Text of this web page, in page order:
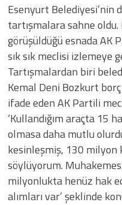
Esenyurt Belediyesi’nin
tartışmalara sahne oldu.
görüşüldüğü esnada AK
sık sık meclisi izlemeye
Tartışmalardan biri
Kemal Deni Bozkurt borç
ifade eden AK Partili
‘Kullandığım araçta 15
olmasa daha mutlu
kesinleşmiş, 130 milyon
söylüyorum.
milyonlukta henüz hak
alımları var’ şeklinde